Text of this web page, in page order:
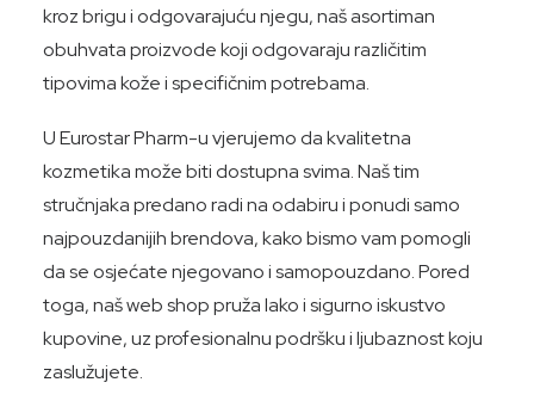
kroz brigu i odgovarajuću njegu, naš asortiman
obuhvata proizvode koji odgovaraju različitim
tipovima kože i specifičnim potrebama.
U Eurostar Pharm-u vjerujemo da kvalitetna
kozmetika može biti dostupna svima. Naš tim
stručnjaka predano radi na odabiru i ponudi samo
najpouzdanijih brendova, kako bismo vam pomogli
da se osjećate njegovano i samopouzdano. Pored
toga, naš web shop pruža lako i sigurno iskustvo
kupovine, uz profesionalnu podršku i ljubaznost koju
zaslužujete.